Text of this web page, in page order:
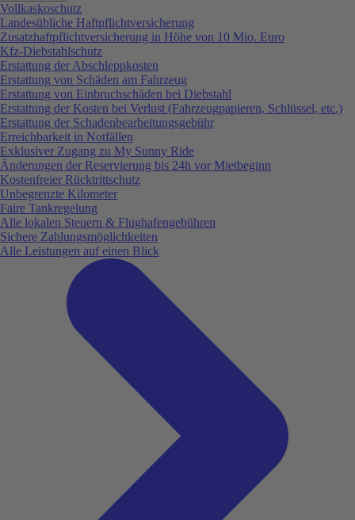
Vollkaskoschutz
Landesübliche Haftpflichtversicherung
Zusatzhaftpflichtversicherung in Höhe von 10 Mio. Euro
Kfz-Diebstahlschutz
Erstattung der Abschleppkosten
Erstattung von Schäden am Fahrzeug
Erstattung von Einbruchschäden bei Diebstahl
Erstattung der Kosten bei Verlust (Fahrzeugpapieren, Schlüssel, etc.)
Erstattung der Schadenbearbeitungsgebühr
Erreichbarkeit in Notfällen
Exklusiver Zugang zu My Sunny Ride
Änderungen der Reservierung bis 24h vor Mietbeginn
Kostenfreier Rücktrittschutz
Unbegrenzte Kilometer
Faire Tankregelung
Alle lokalen Steuern & Flughafengebühren
Sichere Zahlungsmöglichkeiten
Alle Leistungen auf einen Blick